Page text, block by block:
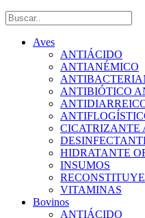
Aves
ANTIÁCIDO
ANTIANÉMICO
ANTIBIÓTICO
CICATRIZANTE
HIDRATANTE
INSUMOS
VITAMINAS
Bovinos
ANTIÁCIDO